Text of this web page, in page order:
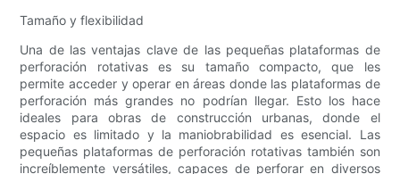
Tamaño y flexibilidad
Una de las ventajas clave de las pequeñas plataformas de
perforación rotativas es su tamaño compacto, que les
permite acceder y operar en áreas donde las plataformas de
perforación más grandes no podrían llegar. Esto los hace
ideales para obras de construcción urbanas, donde el
espacio es limitado y la maniobrabilidad es esencial. Las
pequeñas plataformas de perforación rotativas también son
increíblemente versátiles, capaces de perforar en diversos